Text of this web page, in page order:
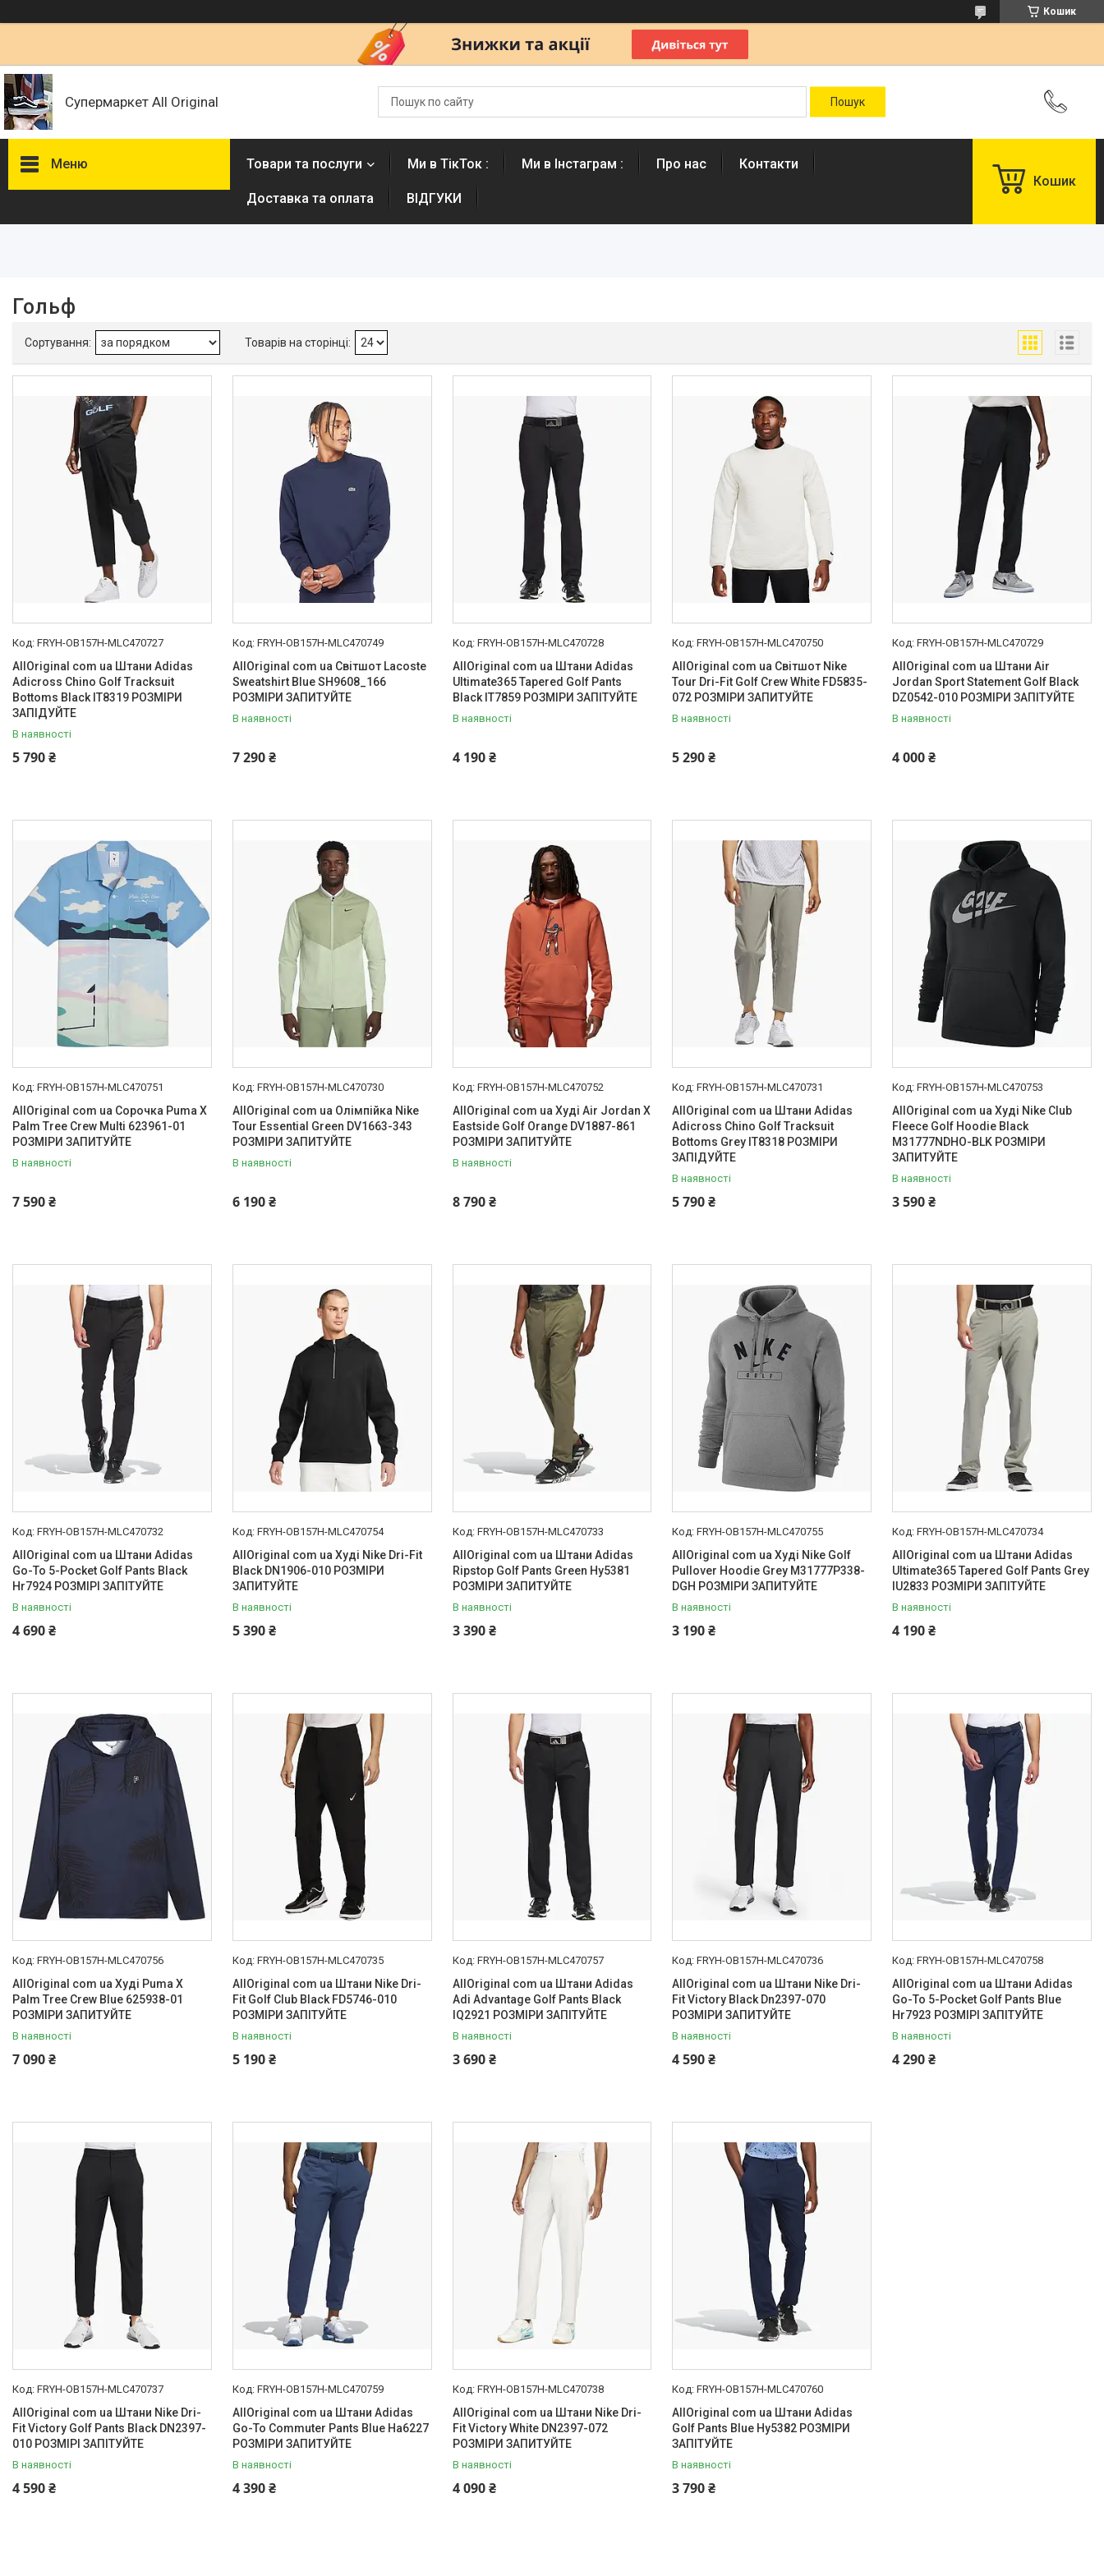
Кошик
Супермаркет All Original
Меню
В наявності
Товари та послуги :
ВІДГУКИ
Ми в ТікТок :
Ми в Інстаграм :
Товари та послуги Ми в ТікТок : Ми в Інстаграм : Про нас Контакти
Доставка та оплата ВІДГУКИ
Кошик
Гольф
FRYH-OB157H-MLC470727
AllOriginal com ua Штани Adidas
Adicross Chino Golf Tracksuit
Bottoms Black IT8319 РОЗМІРИ
ЗАПІДУЙТЕ
В наявності
5 790 ₴
FRYH-OB157H-MLC470749
AllOriginal com ua Світшот Lacoste
Sweatshirt Blue SH9608_166
РОЗМІРИ ЗАПИТУЙТЕ
В наявності
7 290 ₴
FRYH-OB157H-MLC470728
AllOriginal com ua Штани Adidas
Ultimate365 Tapered Golf Pants
Black IT7859 РОЗМІРИ ЗАПІТУЙТЕ
В наявності
4 190 ₴
FRYH-OB157H-MLC470750
AllOriginal com ua Світшот Nike
Tour Dri-Fit Golf Crew White FD5835-
072 РОЗМІРИ ЗАПИТУЙТЕ
В наявності
5 290 ₴
FRYH-OB157H-MLC470729
AllOriginal com ua Штани Air
Jordan Sport Statement Golf Black
DZ0542-010 РОЗМІРИ ЗАПІТУЙТЕ
В наявності
4 000 ₴
FRYH-OB157H-MLC470751
AllOriginal com ua Сорочка Puma X
Palm Tree Crew Multi 623961-01
РОЗМІРИ ЗАПИТУЙТЕ
В наявності
7 590 ₴
FRYH-OB157H-MLC470730
AllOriginal com ua Олімпійка Nike
Tour Essential Green DV1663-343
РОЗМІРИ ЗАПИТУЙТЕ
В наявності
6 190 ₴
FRYH-OB157H-MLC470752
AllOriginal com ua Худі Air Jordan X
Eastside Golf Orange DV1887-861
РОЗМІРИ ЗАПИТУЙТЕ
В наявності
8 790 ₴
FRYH-OB157H-MLC470731
AllOriginal com ua Штани Adidas
Adicross Chino Golf Tracksuit
Bottoms Grey IT8318 РОЗМІРИ
ЗАПІДУЙТЕ
В наявності
5 790 ₴
FRYH-OB157H-MLC470753
AllOriginal com ua Худі Nike Club
Fleece Golf Hoodie Black
M31777NDHO-BLK РОЗМІРИ
ЗАПИТУЙТЕ
В наявності
3 590 ₴
FRYH-OB157H-MLC470732
AllOriginal com ua Штани Adidas
Go-To 5-Pocket Golf Pants Black
Hr7924 РОЗМІРІ ЗАПІТУЙТЕ
В наявності
4 690 ₴
FRYH-OB157H-MLC470754
AllOriginal com ua Худі Nike Dri-Fit
Black DN1906-010 РОЗМІРИ
ЗАПИТУЙТЕ
В наявності
5 390 ₴
FRYH-OB157H-MLC470733
AllOriginal com ua Штани Adidas
Ripstop Golf Pants Green Hy5381
РОЗМІРИ ЗАПИТУЙТЕ
В наявності
3 390 ₴
FRYH-OB157H-MLC470755
AllOriginal com ua Худі Nike Golf
Pullover Hoodie Grey M31777P338-
DGH РОЗМІРИ ЗАПИТУЙТЕ
В наявності
3 190 ₴
FRYH-OB157H-MLC470734
AllOriginal com ua Штани Adidas
Ultimate365 Tapered Golf Pants Grey
IU2833 РОЗМІРИ ЗАПІТУЙТЕ
В наявності
4 190 ₴
FRYH-OB157H-MLC470756
AllOriginal com ua Худі Puma X
Palm Tree Crew Blue 625938-01
РОЗМІРИ ЗАПИТУЙТЕ
В наявності
7 090 ₴
FRYH-OB157H-MLC470735
AllOriginal com ua Штани Nike Dri-
Fit Golf Club Black FD5746-010
РОЗМІРИ ЗАПІТУЙТЕ
В наявності
5 190 ₴
FRYH-OB157H-MLC470757
AllOriginal com ua Штани Adidas
Adi Advantage Golf Pants Black
IQ2921 РОЗМІРИ ЗАПІТУЙТЕ
В наявності
3 690 ₴
FRYH-OB157H-MLC470736
AllOriginal com ua Штани Nike Dri-
Fit Victory Black Dn2397-070
РОЗМІРИ ЗАПИТУЙТЕ
В наявності
4 590 ₴
FRYH-OB157H-MLC470758
AllOriginal com ua Штани Adidas
Go-To 5-Pocket Golf Pants Blue
Hr7923 РОЗМІРІ ЗАПІТУЙТЕ
В наявності
4 290 ₴
FRYH-OB157H-MLC470737
AllOriginal com ua Штани Nike Dri-
Fit Victory Golf Pants Black DN2397-
010 РОЗМІРІ ЗАПІТУЙТЕ
В наявності
4 590 ₴
FRYH-OB157H-MLC470759
AllOriginal com ua Штани Adidas
Go-To Commuter Pants Blue Ha6227
РОЗМІРИ ЗАПИТУЙТЕ
В наявності
4 390 ₴
FRYH-OB157H-MLC470738
AllOriginal com ua Штани Nike Dri-
Fit Victory White DN2397-072
РОЗМІРИ ЗАПИТУЙТЕ
В наявності
4 090 ₴
FRYH-OB157H-MLC470760
AllOriginal com ua Штани Adidas
Golf Pants Blue Hy5382 РОЗМІРИ
ЗАПІТУЙТЕ
В наявності
3 790 ₴